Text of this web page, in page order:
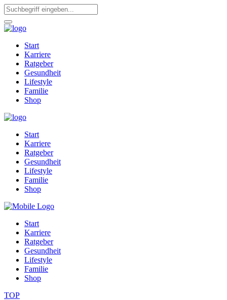
Start
Karriere
Ratgeber
Gesundheit
Lifestyle
Familie
Shop
Start
Karriere
Ratgeber
Gesundheit
Lifestyle
Familie
Shop
Start
Karriere
Ratgeber
Gesundheit
Lifestyle
Familie
Shop
TOP